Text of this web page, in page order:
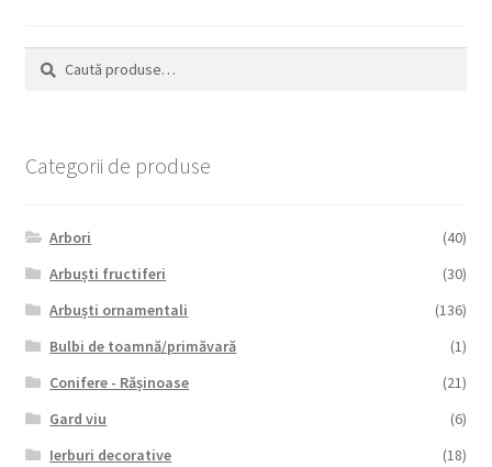
Caută
după:
Caută
Categorii de produse
Arbori
(40)
Arbuști fructiferi
(30)
Arbuști ornamentali
(136)
Bulbi de toamnă/primăvară
(1)
Conifere - Rășinoase
(21)
Gard viu
(6)
Ierburi decorative
(18)